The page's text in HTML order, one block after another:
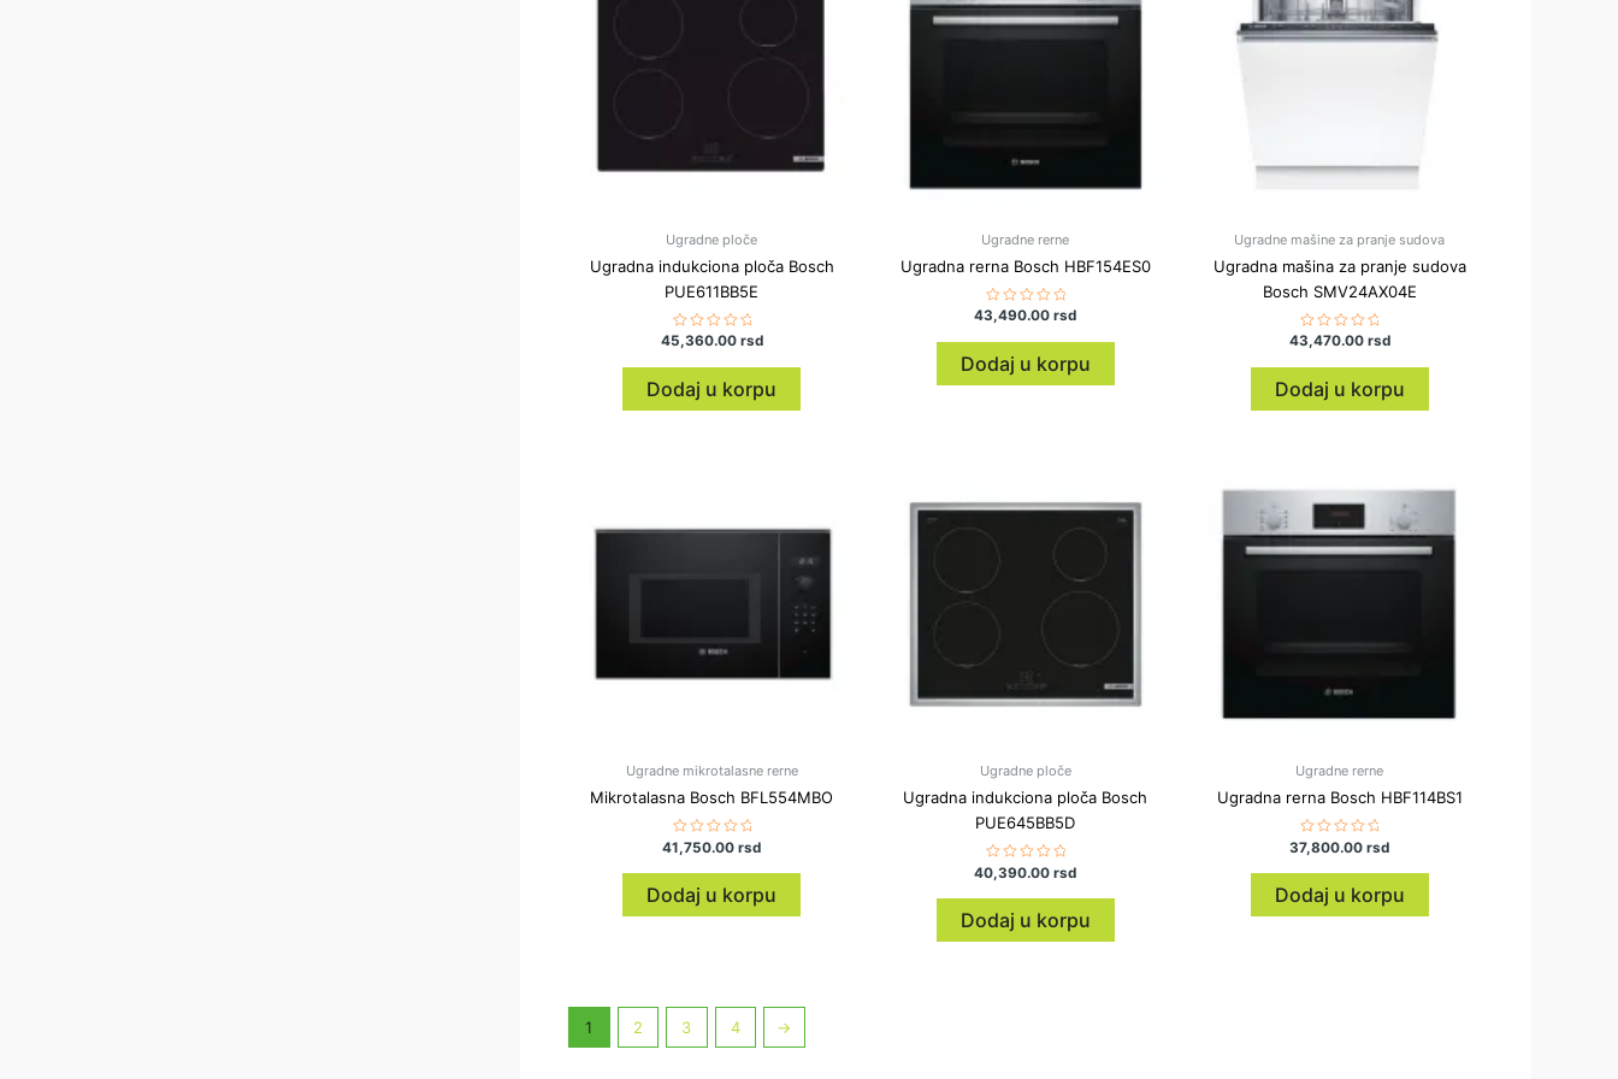
Ugradne ploče
Ugradna indukciona ploča Bosch
PUE611BB5E
Ocenjeno
0
od
5
45,360.00 rsd
Dodaj u korpu
Ugradne rerne
Ugradna rerna Bosch HBF154ES0
Ocenjeno
0
od
5
43,490.00rsd
Dodaj u korpu
Ugradne mašine za pranje sudova
Ugradna mašina za pranje sudova
Bosch SMV24AX04E
Ocenjeno
0
od
5
43,470.00 rsd
Dodaj u korpu
Ugradne mikrotalasne rerne
Mikrotalasna Bosch BFL554MBO
Ocenjeno
sa
0
od
5
41,750.00rsd
Dodaj u korpu
Ugradne ploče
Ugradna indukciona ploča Bosch
PUE645BB5D
Ocenjeno
sa
0
od
5
40,390.00rsd
Dodaj u korpu
Ugradne rerne
Ugradna rerna Bosch HBF114BS1
Ocenjeno
sa
0
od
5
37,800.00rsd
Dodaj u korpu
1 2 3 4 →